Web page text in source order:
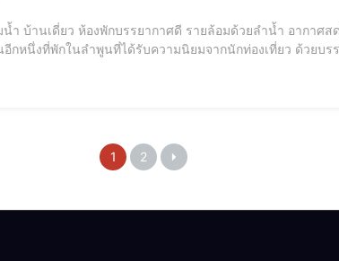
ใส เงียบสงบ เหมาะสำหรับครอบครัวใหญ่ เดอะแกรนด์
อีกหนึ่งที่พักในลำพูนที่ได้รับความนิยมจากนักท่องเที่ยว ด้วยบร
1 2